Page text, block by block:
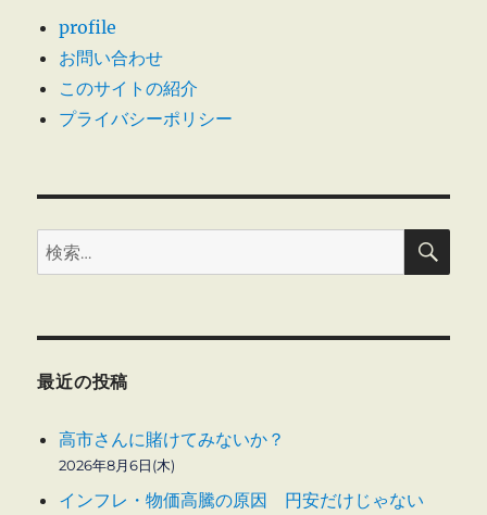
profile
お問い合わせ
このサイトの紹介
プライバシーポリシー
検
索:
検
最近の投稿
高市さんに賭けてみないか？
2026年8月6日(木)
インフレ・物価高騰の原因 円安だけじゃない